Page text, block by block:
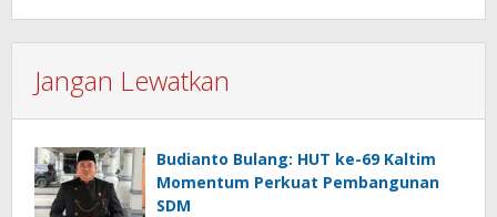
Jangan Lewatkan
Budianto Bulang: HUT ke-69 Kaltim
Momentum Perkuat Pembangunan
SDM